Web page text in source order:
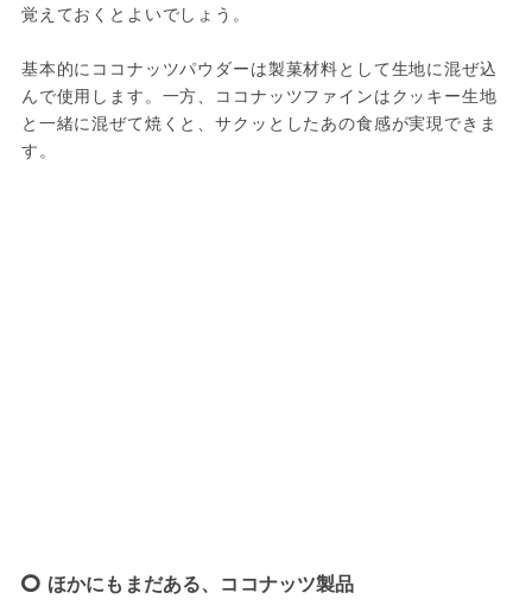
覚えておくとよいでしょう。
基本的にココナッツパウダーは製菓材料として生地に混ぜ込
んで使用します。一方、ココナッツファインはクッキー生地
と一緒に混ぜて焼くと、サクッとしたあの食感が実現できま
す。
ほかにもまだある、ココナッツ製品